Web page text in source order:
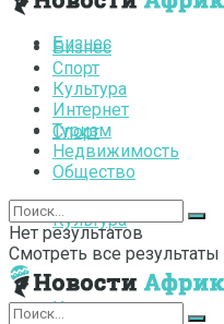
Бизнес
Спорт
Культура
Интернет
Бизнес
Спорт
Культура
Интернет
Туризм
Недвижимость
Общество
Нет результатов
Смотреть все результаты